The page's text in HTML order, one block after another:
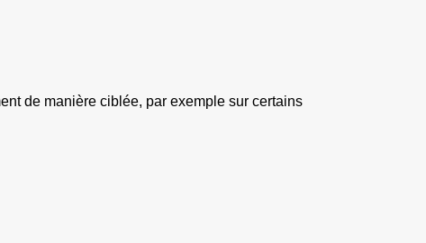
de manière ciblée, par exemple sur certains